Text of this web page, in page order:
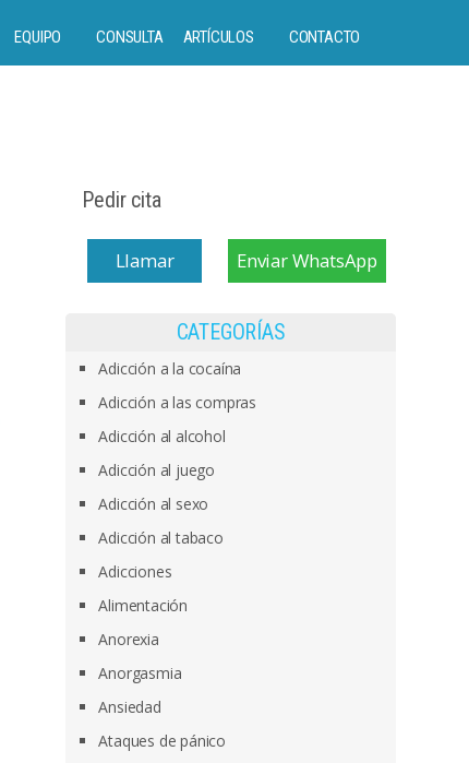
EQUIPO CONSULTA ARTÍCULOS CONTACTO
Pedir cita
Llamar Enviar WhatsApp
CATEGORÍAS
Adicción a la cocaína
Adicción a las compras
Adicción al alcohol
Adicción al juego
Adicción al sexo
Adicción al tabaco
Adicciones
Alimentación
Anorexia
Anorgasmia
Ansiedad
Ataques de pánico